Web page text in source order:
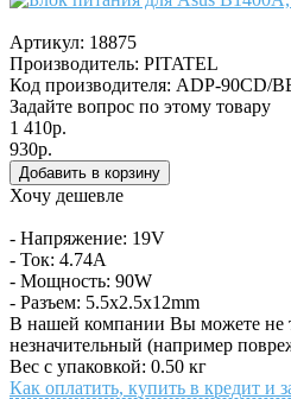
Артикул: 18875
Производитель: PITATEL
Код производителя: ADP-90CD/
Задайте вопрос по этому товару
1 410р.
930р.
Хочу дешевле
- Напряжение: 19V
- Ток: 4.74A
- Мощность: 90W
- Разъем: 5.5x2.5x12mm
В нашей компании Вы можете не
незначительный (например
Вес с упаковкой: 0.50 кг
Как оплатить, купить в кредит и